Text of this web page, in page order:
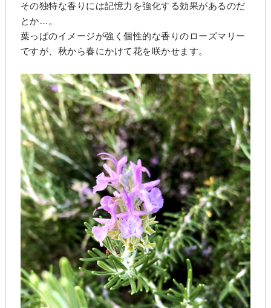
その独特な香りには記憶力を強化する効果があるのだ
とか…。
葉っぱのイメージが強く個性的な香りのローズマリー
ですが、秋から春にかけて花を咲かせます。